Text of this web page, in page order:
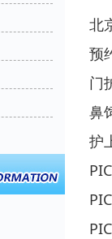
北
预
门
鼻
护